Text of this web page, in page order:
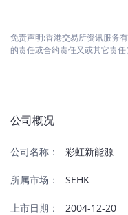
免责声明:香港交易所资讯服务
的责任或合约责任又或其它责任
公司概况
公司名称： 彩虹新能源
所属市场： SEHK
上市日期： 2004-12-20